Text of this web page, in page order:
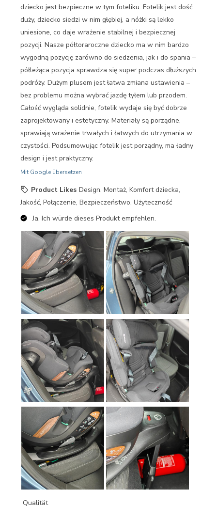
dziecko jest bezpieczne w tym foteliku. Fotelik jest dość
duży, dziecko siedzi w nim głębiej, a nóżki są lekko
uniesione, co daje wrażenie stabilnej i bezpiecznej
pozycji. Nasze półtoraroczne dziecko ma w nim bardzo
wygodną pozycję zarówno do siedzenia, jak i do spania –
półleżąca pozycja sprawdza się super podczas dłuższych
podróży. Dużym plusem jest łatwa zmiana ustawienia –
bez problemu można wybrać jazdę tyłem lub przodem.
Całość wygląda solidnie, fotelik wydaje się być dobrze
zaprojektowany i estetyczny. Materiały są porządne,
sprawiają wrażenie trwałych i łatwych do utrzymania w
czystości. Podsumowując fotelik jest porządny, ma ładny
design i jest praktyczny.
Mit Google übersetzen
Product Likes Design, Montaż, Komfort dziecka,
Jakość, Połączenie, Bezpieczeństwo, Użyteczność
Ja, Ich würde dieses Produkt empfehlen.
Qualität